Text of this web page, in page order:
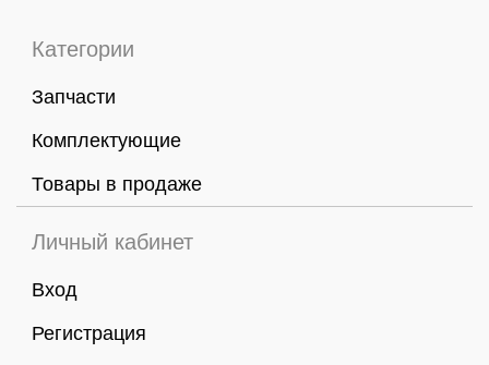
Категории
Запчасти
Комплектующие
Товары в продаже
Личный кабинет
Вход
Регистрация